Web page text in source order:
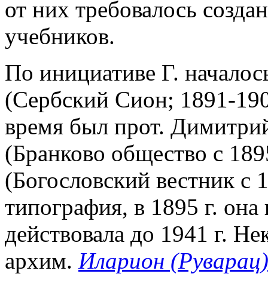
от них требовалось
учебников.
По инициативе Г.
(Сербский Сион; 1891-
время был прот.
(Бранково общество с
(Богословский вестник с
типография, в 1895 г.
действовала до 1941 г.
архим. Иларион (Руварац)